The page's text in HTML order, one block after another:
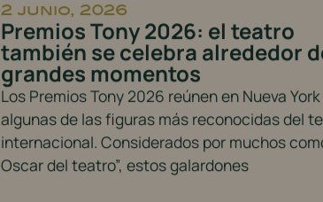
2 junio, 2026
Premios Tony 2026: el teatro
también se celebra alrededor
grandes momentos
Los Premios Tony 2026 reúnen en Nueva York
algunas de las figuras más reconocidas del
internacional. Considerados por muchos
Oscar del teatro”, estos galardones